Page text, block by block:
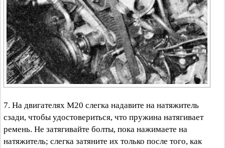
7. На двигателях М20 слегка надавите на натяжитель
сзади, чтобы удостовериться, что пружина натягивает
ремень. Не затягивайте болты, пока нажимаете на
натяжитель; слегка затяните их только после того, как